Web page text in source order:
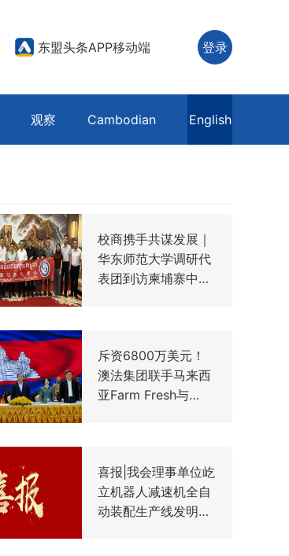
东盟头条APP移动端 登录
观察 Cambodian English
校商携手共谋发展｜
华东师范大学调研代
表团到访柬埔寨中国
​斥资6800万美元！
澳法集团联手马来西
亚Farm Fresh与
喜报|我会理事单位屹
立机器人减速机全自
动装配生产线发明专